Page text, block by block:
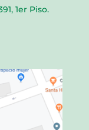
1er Piso.